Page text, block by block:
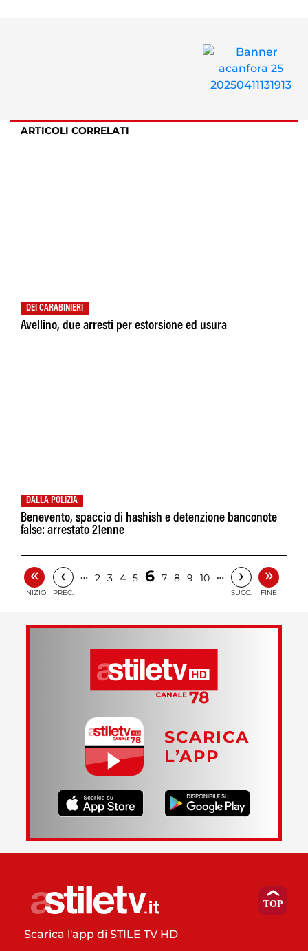
ARTICOLI CORRELATI
DEI CARABINIERI
Avellino, due arresti per estorsione ed usura
DALLA POLIZIA
Benevento, spaccio di hashish e detenzione banconote
false: arrestato 21enne
«
INIZIO
‹
PREC.
… 2 3 4 5 6 7 8 9 10 … ›
SUCC.
»
FINE
SCARICA
L’APP
Scarica l'app di STILE TV HD